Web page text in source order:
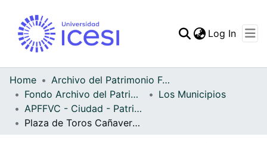
Statistics
Log In
Home
Archivo del Patrimonio Fotográfico y Fílmico del Valle del Cauca
Fondo Archivo del Patrimonio Fotográfico y Fílmico del Valle del Cauca
Los Municipios
APFFVC - Ciudad - Patrimonial
Plaza de Toros Cañaveralejo, epicentro de una de las temporadas taurinas más importantes en la Feria de Cali